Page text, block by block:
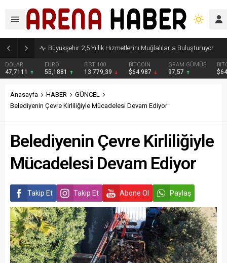
Büyükşehir 2,5 Yıllık Hizmetlerini Muğlalılarla Buluşturuyor
DOLAR
47,7111
EURO
55,1881
BIST 100
13.779,39
BITCOIN
$64.987
GRAM GÜMÜŞ
97,57
Anasayfa HABER
GÜNCEL
Belediyenin Çevre Kirliliğiyle Mücadelesi Devam Ediyor
Belediyenin Çevre Kirliliğiyle
Mücadelesi Devam Ediyor
Takip Et Takip Et Abone Ol Paylaş